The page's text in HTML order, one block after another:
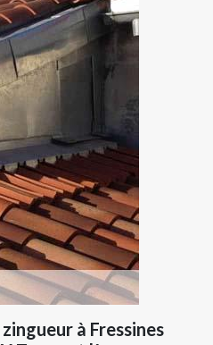
à Fressines